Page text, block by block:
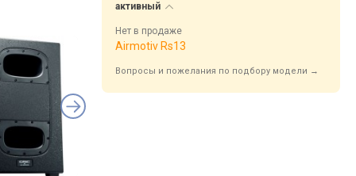
активный
Нет в продаже
Airmotiv Rs13
Вопросы и пожелания по подбору модели →